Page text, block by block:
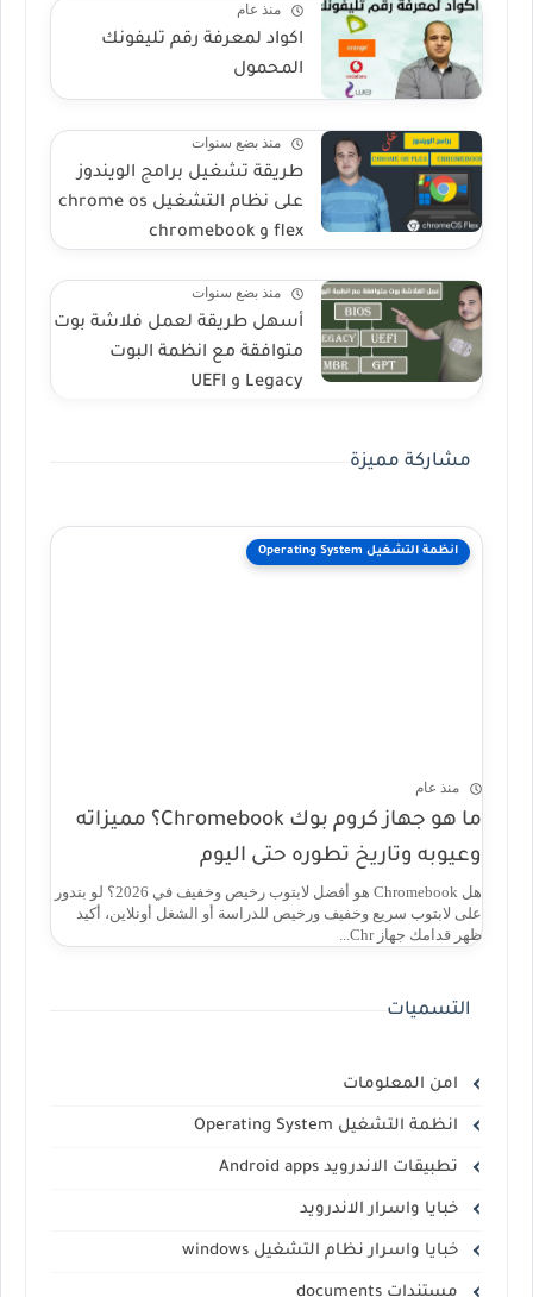
منذ عام
اكواد لمعرفة رقم تليفونك
المحمول
منذ بضع سنوات
طريقة تشغيل برامج الويندوز
على نظام التشغيل chrome os
flex و chromebook
منذ بضع سنوات
أسهل طريقة لعمل فلاشة بوت
متوافقة مع انظمة البوت
Legacy و UEFI
مشاركة مميزة
انظمة التشغيل Operating System
منذ عام
ما هو جهاز كروم بوك Chromebook؟ مميزاته
وعيوبه وتاريخ تطوره حتى اليوم
هل Chromebook هو أفضل لابتوب رخيص وخفيف في 2026؟ لو بتدور
على لابتوب سريع وخفيف ورخيص للدراسة أو الشغل أونلاين، أكيد
ظهر قدامك جهاز Chr...
التسميات
امن المعلومات
انظمة التشغيل Operating System
تطبيقات الاندرويد Android apps
خبايا واسرار الاندرويد
خبايا واسرار نظام التشغيل windows
مستندات documents